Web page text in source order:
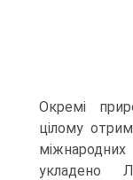
Окремі
цілому
укладено